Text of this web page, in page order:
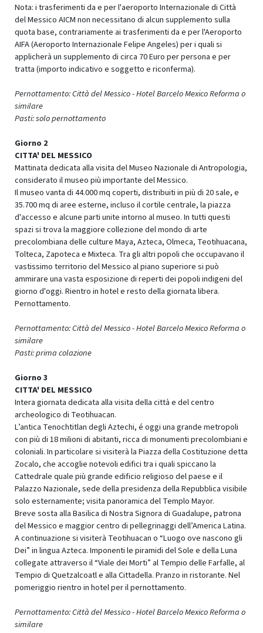
Nota: i trasferimenti da e per l'aeroporto Internazionale di Città
del Messico AICM non necessitano di alcun supplemento sulla
quota base, contrariamente ai trasferimenti da e per l'Aeroporto
AIFA (Aeroporto Internazionale Felipe Angeles) per i quali si
applicherà un supplemento di circa 70 Euro per persona e per
tratta (importo indicativo e soggetto e riconferma).
Pernottamento: Città del Messico - Hotel Barcelo Mexico Reforma o
similare
Pasti: solo pernottamento
Giorno 2
CITTA' DEL MESSICO
Mattinata dedicata alla visita del Museo Nazionale di Antropologia,
considerato il museo più importante del Messico.
Il museo vanta di 44.000 mq coperti, distribuiti in più di 20 sale, e
35.700 mq di aree esterne, incluso il cortile centrale, la piazza
d'accesso e alcune parti unite intorno al museo. In tutti questi
spazi si trova la maggiore collezione del mondo di arte
precolombiana delle culture Maya, Azteca, Olmeca, Teotihuacana,
Tolteca, Zapoteca e Mixteca. Tra gli altri popoli che occupavano il
vastissimo territorio del Messico al piano superiore si può
ammirare una vasta esposizione di reperti dei popoli indigeni del
giorno d'oggi. Rientro in hotel e resto della giornata libera.
Pernottamento.
Pernottamento: Città del Messico -Hotel Barcelo Mexico Reformao
similare
Pasti: prima colazione
Giorno 3
CITTA' DEL MESSICO
Intera giornata dedicata alla visita della città e del centro
archeologico di Teotihuacan.
L’antica Tenochtitlan degli Aztechi, é oggi una grande metropoli
con più di 18 milioni di abitanti, ricca di monumenti precolombiani e
coloniali. In particolare si visiterà la Piazza della Costituzione detta
Zocalo, che accoglie notevoli edifici tra i quali spiccano la
Cattedrale quale più grande edificio religioso del paese e il
Palazzo Nazionale, sede della presidenza della Repubblica visibile
solo esternamente; visita panoramica del Templo Mayor.
Breve sosta alla Basilica di Nostra Signora di Guadalupe, patrona
del Messico e maggior centro di pellegrinaggi dell’America Latina.
A continuazione si visiterà Teotihuacan o “Luogo ove nascono gli
Dei” in lingua Azteca. Imponenti le piramidi del Sole e della Luna
collegate attraverso il “Viale dei Morti” al Tempio delle Farfalle, al
Tempio di Quetzalcoatl e alla Cittadella. Pranzo in ristorante. Nel
pomeriggio rientro in hotel per il pernottamento.
Pernottamento: Città del Messico -Hotel Barcelo Mexico Reformao
similare